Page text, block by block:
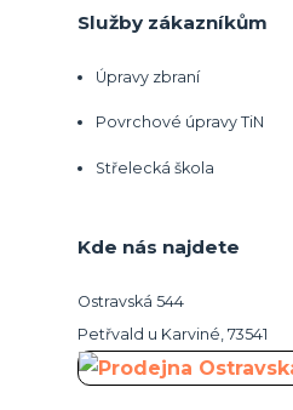
Služby zákazníkům
Úpravy zbraní
Povrchové úpravy TiN
Střelecká škola
Kde nás najdete
Ostravská 544
Petřvald u Karviné, 73541